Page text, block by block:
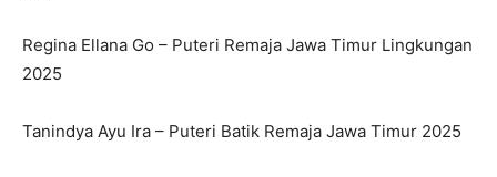
Regina Ellana Go – Puteri Remaja Jawa Timur Lingkungan
2025
Tanindya Ayu Ira – Puteri Batik Remaja Jawa Timur 2025